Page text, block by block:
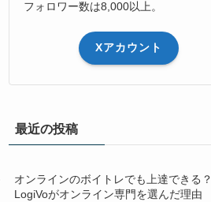
フォロワー数は8,000以上。
Xアカウント
最近の投稿
オンラインのボイトレでも上達できる？
LogiVoがオンライン専門を選んだ理由